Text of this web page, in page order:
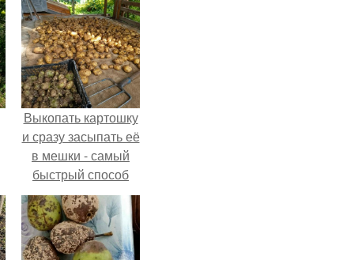
Выкопать картошку
и сразу засыпать её
в мешки - самый
быстрый способ
спрятать вместе с
урожаем гниль,
порезы и больные
клубни.